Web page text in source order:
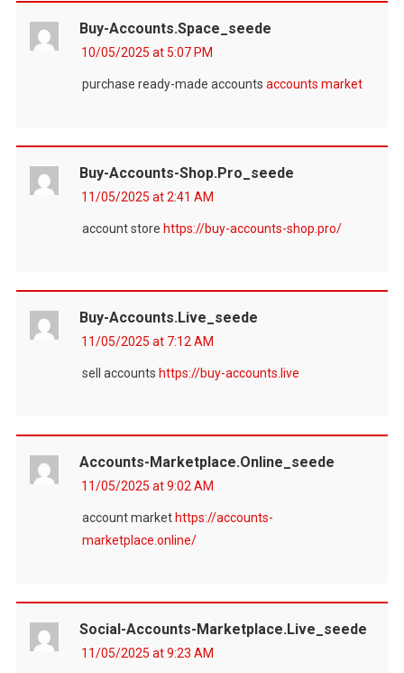
Buy-Accounts.space_seede
10/05/2025 at 5:07 PM
purchase ready-made accounts accounts market
Buy-Accounts-Shop.pro_seede
11/05/2025 at 2:41 AM
account store https://buy-accounts-shop.pro/
Buy-Accounts.live_seede
11/05/2025 at 7:12 AM
sell accounts https://buy-accounts.live
Accounts-Marketplace.online_seede
11/05/2025 at 9:02 AM
account market https://accounts-
marketplace.online/
Social-Accounts-Marketplace.live_seede
11/05/2025 at 9:23 AM